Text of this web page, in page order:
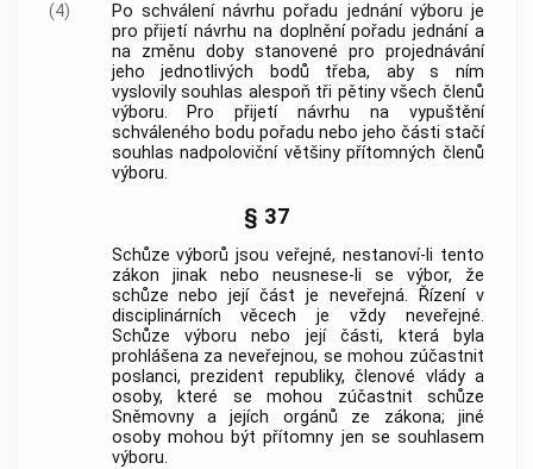
(4)
Po schválení návrhu pořadu jednání výboru je
pro přijetí návrhu na doplnění pořadu jednání a
na změnu doby stanovené pro projednávání
jeho jednotlivých bodů třeba, aby s ním
vyslovily souhlas alespoň tři pětiny všech členů
výboru. Pro přijetí návrhu na vypuštění
schváleného bodu pořadu nebo jeho části stačí
souhlas nadpoloviční většiny přítomných členů
výboru.
§ 37
Schůze výborů jsou veřejné, nestanoví-li tento
zákon jinak nebo neusnese-li se výbor, že
schůze nebo její část je neveřejná. Řízení v
disciplinárních věcech je vždy neveřejné.
Schůze výboru nebo její části, která byla
prohlášena za neveřejnou, se mohou zúčastnit
poslanci, prezident republiky, členové vlády a
osoby, které se mohou zúčastnit schůze
Sněmovny a jejích orgánů ze zákona; jiné
osoby mohou být přítomny jen se souhlasem
výboru.